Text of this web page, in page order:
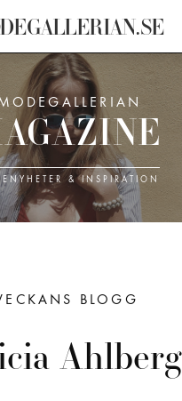
DEGALLERIAN.SE
AGAZINE
& INSPIRATION
BLOGG
Ahlberg